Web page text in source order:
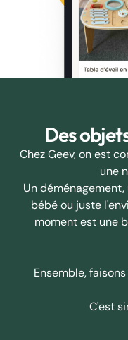
Des
Chez Geev, on est
une
Un
bébé ou juste
moment est une
Ensemble,
C'est